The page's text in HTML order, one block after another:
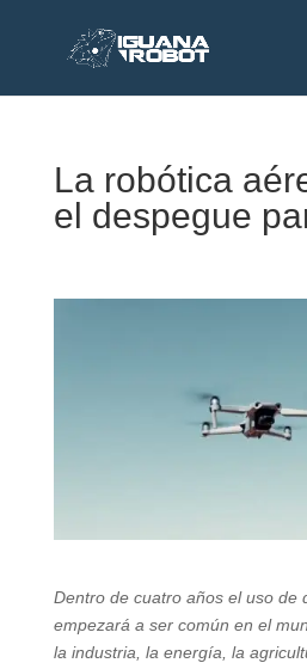
La robótica
el despegue
Dentro de cuatro años el uso de
empezará a ser común en el
la industria, la energía, la